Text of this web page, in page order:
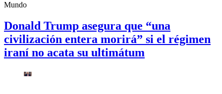
Mundo
Donald Trump asegura que “una
civilización entera morirá” si el régimen
iraní no acata su ultimátum